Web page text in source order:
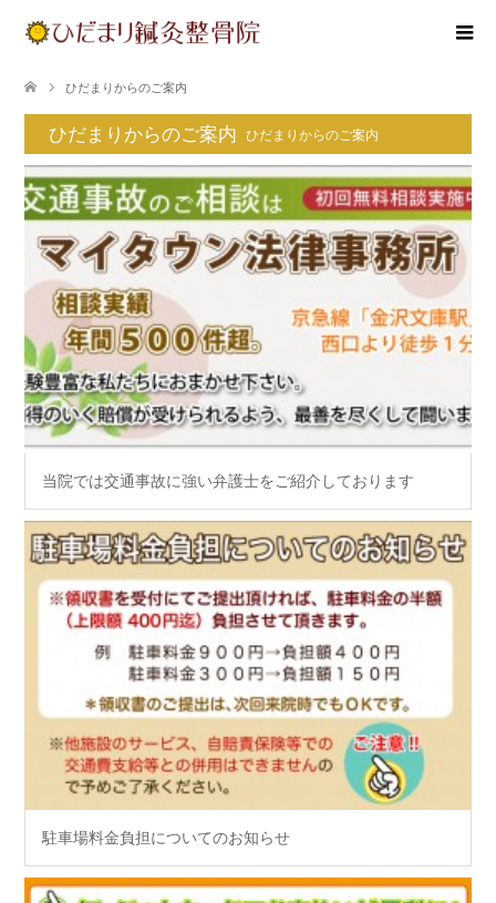
ひだまりからのご案内
ひだまりからのご案内 ひだまりからのご案内
当院では交通事故に強い弁護士をご紹介しております
駐車場料金負担についてのお知らせ